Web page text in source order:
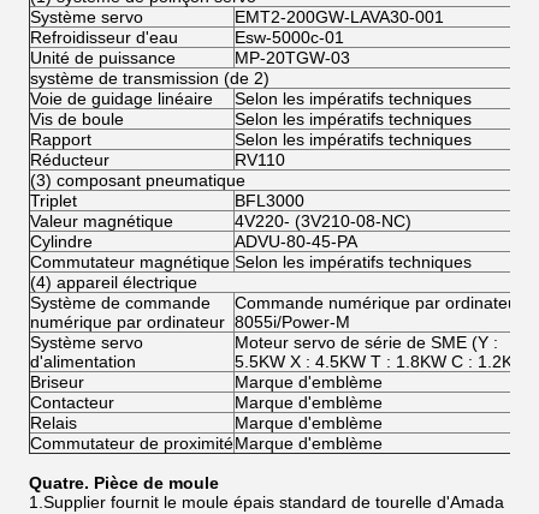
Système servo
EMT2-200GW-LAVA30-001
Refroidisseur d'eau
Esw-5000c-01
Unité de puissance
MP-20TGW-03
système de transmission (de 2)
Voie de guidage linéaire
Selon les impératifs techniques
Vis de boule
Selon les impératifs techniques
Rapport
Selon les impératifs techniques
Réducteur
RV110
(3) composant pneumatique
Triplet
BFL3000
Valeur magnétique
4V220- (3V210-08-NC)
Cylindre
ADVU-80-45-PA
Commutateur magnétique Selon les impératifs techniques
(4) appareil électrique
Système de commande
numérique par ordinateur
Commande numérique par ordinateur
8055i/Power-M
Système servo
d'alimentation
Moteur servo de série de SME (Y :
5.5KW X : 4.5KW T : 1.8KW C : 1.2KW)
Briseur
Marque d'emblème
Contacteur
Marque d'emblème
Relais
Marque d'emblème
Commutateur de proximitéMarque d'emblème
Quatre. Pièce de moule
1.Supplier fournit le moule épais standard de tourelle d'Amada